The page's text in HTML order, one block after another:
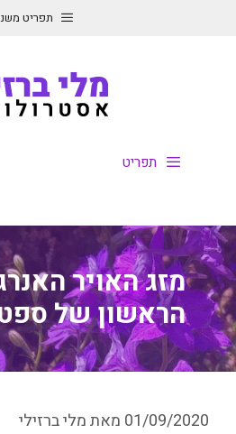
תפריט
תפריט
מזג האויר
הראשון של
01/09/2020 מאתמלי ברזילי